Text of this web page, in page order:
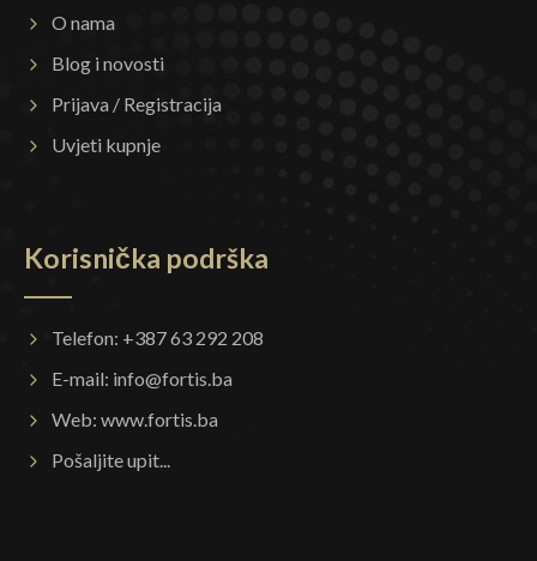
O nama
Blog i novosti
Prijava / Registracija
Uvjeti kupnje
Korisnička podrška
Telefon: +387 63 292 208
E-mail: info@fortis.ba
Web: www.fortis.ba
Pošaljite upit...